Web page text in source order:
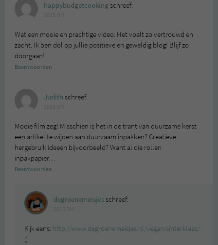
happybudgetcooking schreef:
Wat een mooie en prachtige video. Het voelt zo vertrouwd en
zacht. Ik ben dol op jullie positieve en geweldig blog! Blijf zo
doorgaan!
Beantwoorden
Judith schreef:
Mooie film zeg! Misschien is het in de trant van duurzame kerst
een artikel te wijden aan duurzaam inpakken? Creatieve
hergebruik ideeen bijvoorbeeld? Want al die rollen
inpakpapier…
Beantwoorden
degroenemeisjesschreef:
Kijk eens: http://www.degroenemeisjes.nl/vegan-sinterklaas/
;)